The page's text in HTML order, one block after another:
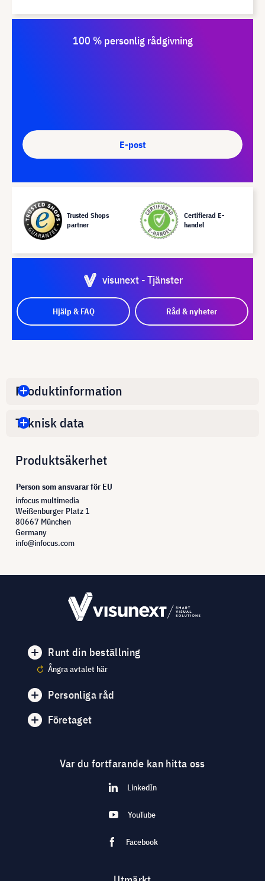
100 % personlig rådgivning
E-post
Trusted Shops
partner
Certifierad E-
handel
visunext - Tjänster
Hjälp & FAQ Råd & nyheter
Produktinformation
Teknisk data
Produktsäkerhet
Person som ansvarar för EU
infocus multimedia
Weißenburger Platz 1
80667 München
Germany
info@infocus.com
Runt din beställning
Ångra avtalet här
Personliga råd
Företaget
Var du fortfarande kan hitta oss
LinkedIn
YouTube
Facebook